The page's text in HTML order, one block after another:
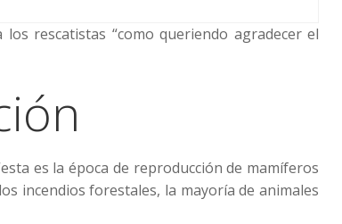
rescatistas “como queriendo agradecer el
es la época de reproducción de mamíferos
incendios forestales, la mayoría de animales